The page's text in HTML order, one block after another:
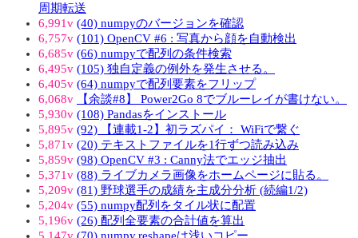
周期転送
6,991v (40) numpyのバージョンを確認
6,757v (101) OpenCV #6 : 写真から顔を自動検出
6,685v (66) numpyで配列の条件検索
6,495v (105) 独自定義の例外を発生させる。
6,405v (64) numpyで配列要素をフリップ
6,068v
【余談#8】 Power2Go 8でブルーレイが書けない。
5,930v (108) Pandasをインストール
5,895v (92) 【連載1-2】初ラズパイ： WiFiで繋ぐ
5,871v (20) テキストファイルを1行ずつ読み込み
5,859v (98) OpenCV #3 : Canny法でエッジ抽出
5,371v (88) ライブカメラ画像をホームページに貼る。
5,209v (81) 野球選手の成績を主成分分析 (続編1/2)
5,204v (55) numpy配列をタイル状に配置
5,196v (26) 配列全要素の合計値を算出